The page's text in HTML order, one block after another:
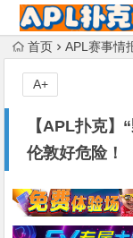
首页 APL赛事情
【APL扑克】
伦敦好危险！
A+